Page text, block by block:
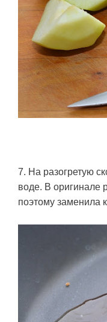
7. На разогретую
воде. В оригинале
поэтому заменила